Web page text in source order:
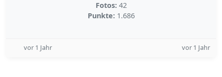
Fotos: 42
Punkte: 1.686
vor 1 Jahr vor 1 Jahr